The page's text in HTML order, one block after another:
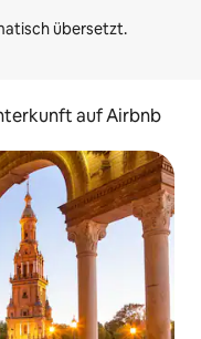
auf Airbnb